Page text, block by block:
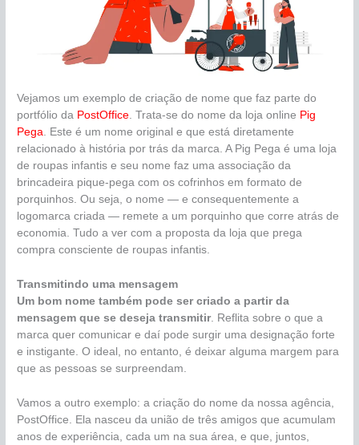
Vejamos um exemplo de criação de nome que faz parte do
portfólio da PostOffice. Trata-se do nome da loja online Pig
Pega. Este é um nome original e que está diretamente
relacionado à história por trás da marca. A Pig Pega é uma loja
de roupas infantis e seu nome faz uma associação da
brincadeira pique-pega com os cofrinhos em formato de
porquinhos. Ou seja, o nome — e consequentemente a
logomarca criada — remete a um porquinho que corre atrás de
economia. Tudo a ver com a proposta da loja que prega
compra consciente de roupas infantis.
Transmitindo uma mensagem
Um bom nome também pode ser criado a partir da
mensagem que se deseja transmitir. Reflita sobre o que a
marca quer comunicar e daí pode surgir uma designação forte
e instigante. O ideal, no entanto, é deixar alguma margem para
que as pessoas se surpreendam.
Vamos a outro exemplo: a criação do nome da nossa agência,
PostOffice. Ela nasceu da união de três amigos que acumulam
anos de experiência, cada um na sua área, e que, juntos,